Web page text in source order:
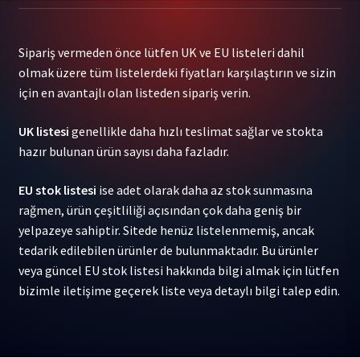
Die
In
New
1-
LP
Sipariş vermeden önce lütfen UK ve EU listeleri dahil
olmak üzere tüm listelerdeki fiyatları karşılaştırın ve sizin
için en avantajlı olan listeden sipariş verin.
UK listesi genellikle daha hızlı teslimat sağlar ve stokta
hazır bulunan ürün sayısı daha fazladır.
EU stok listesi ise adet olarak daha az stok sunmasına
rağmen, ürün çeşitliliği açısından çok daha geniş bir
yelpazeye sahiptir. Sitede henüz listelenmemiş, ancak
tedarik edilebilen ürünler de bulunmaktadır. Bu ürünler
veya güncel EU stok listesi hakkında bilgi almak için lütfen
bizimle iletişime geçerek liste veya detaylı bilgi talep edin.